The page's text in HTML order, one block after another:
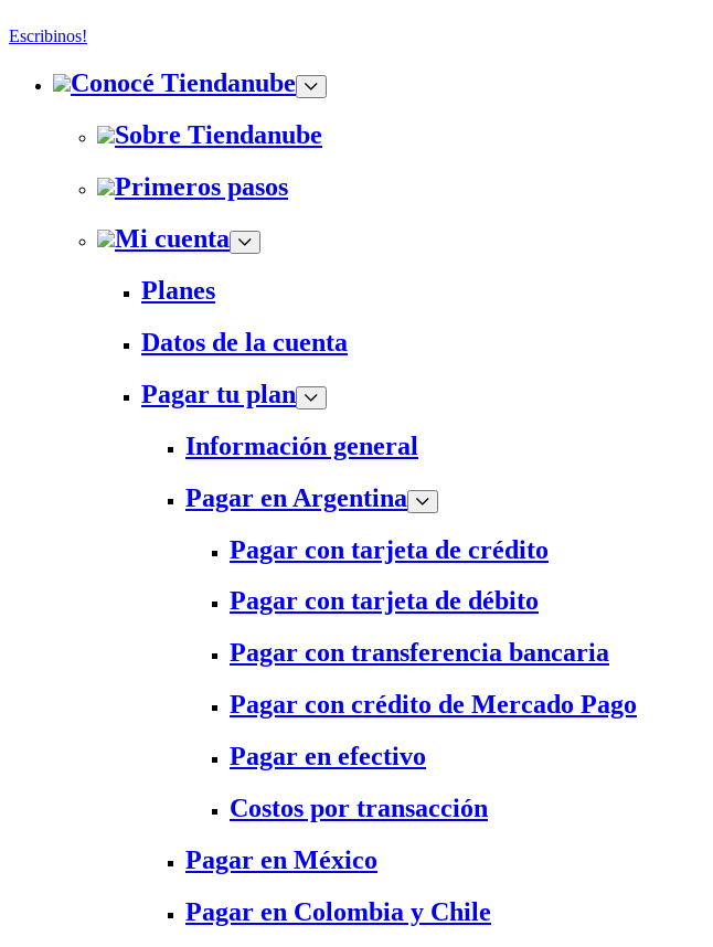
Escribinos!
Conocé Tiendanube
Sobre Tiendanube
Primeros pasos
Mi cuenta
Planes
Datos de la cuenta
Pagar tu plan
Información general
Pagar en Argentina
Pagar con tarjeta de crédito
Pagar con tarjeta de débito
Pagar con transferencia bancaria
Pagar con crédito de Mercado Pago
Pagar en efectivo
Costos por transacción
Pagar en México
Pagar en Colombia y Chile